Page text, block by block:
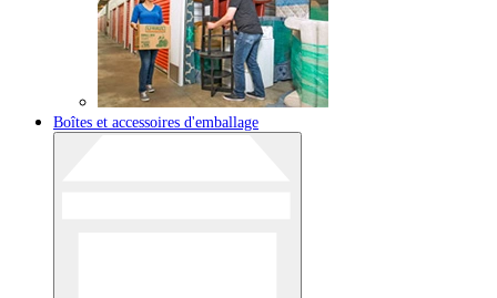
Boîtes et accessoires d'emballage